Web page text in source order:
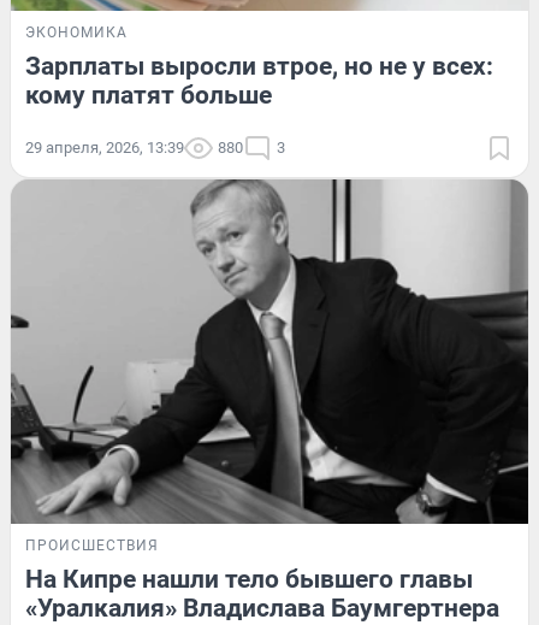
ЭКОНОМИКА
Зарплаты выросли втрое, но не у всех:
кому платят больше
29 апреля, 2026, 13:39 880 3
ПРОИСШЕСТВИЯ
На Кипре нашли тело бывшего главы
«Уралкалия» Владислава Баумгертнера